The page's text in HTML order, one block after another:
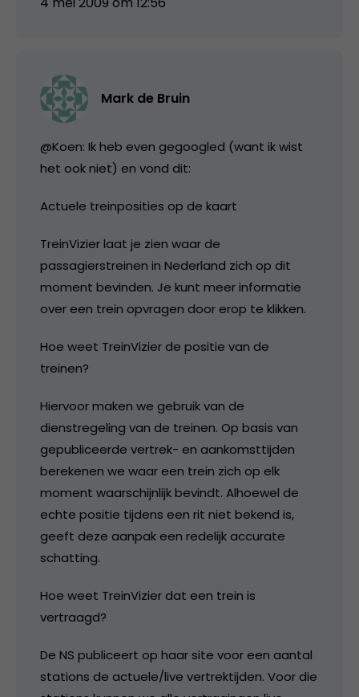
Mark de Bruin
@Koen: Ik heb even gegoogled (want ik wist
het ook niet) en vond dit:
Actuele treinposities op de kaart
TreinVizier laat je zien waar de
passagierstreinen in Nederland zich op dit
moment bevinden. Je kunt meer informatie
over een trein opvragen door erop te klikken.
Hoe weet TreinVizier de positie van de
treinen?
Hiervoor maken we gebruik van de
dienstregeling van de treinen. Op basis van
gepubliceerde vertrek- en aankomsttijden
berekenen we waar een trein zich op elk
moment waarschijnlijk bevindt. Alhoewel de
echte positie tijdens een rit niet bekend is,
geeft deze aanpak een redelijk accurate
schatting.
Hoe weet TreinVizier dat een trein is
vertraagd?
De NS publiceert op haar site voor een aantal
stations de actuele/live vertrektijden. Voor die